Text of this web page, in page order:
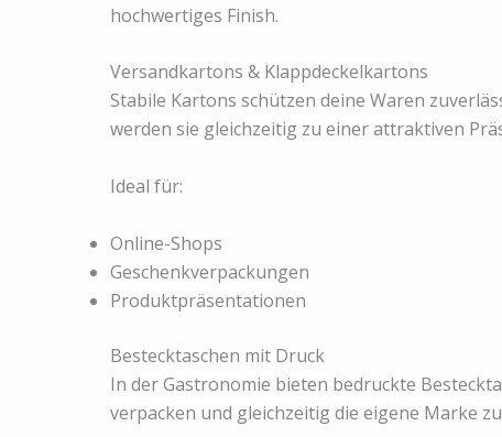
hochwertiges Finish.
Versandkartons & Klappdeckelkartons
Stabile Kartons schützen deine Waren
werden sie gleichzeitig zu einer attraktiven
Ideal für:
Online-Shops
Geschenkverpackungen
Produktpräsentationen
Bestecktaschen mit Druck
In der Gastronomie bieten bedruckte
verpacken und gleichzeitig die eigene Marke